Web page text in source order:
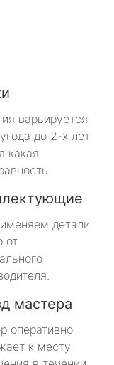
варьируется
до 2-х лет
какая
детали
от
мастера
оперативно
к месту